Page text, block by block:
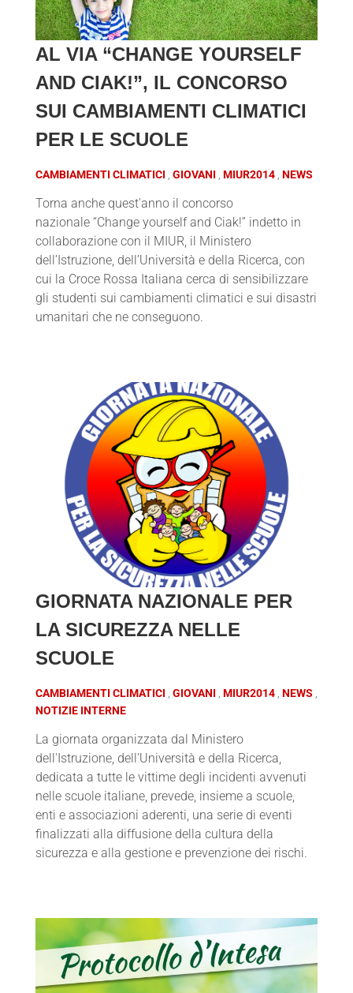
AL VIA “CHANGE YOURSELF
AND CIAK!”, IL CONCORSO
SUI CAMBIAMENTI CLIMATICI
PER LE SCUOLE
CAMBIAMENTI CLIMATICI GIOVANI MIUR2014 NEWS
Torna anche quest'anno il concorso
nazionale “Change yourself and Ciak!” indetto in
collaborazione con il MIUR, il Ministero
dell’Istruzione, dell’Università e della Ricerca, con
cui la Croce Rossa Italiana cerca di sensibilizzare
gli studenti sui cambiamenti climatici e sui disastri
umanitari che ne conseguono.
GIORNATA NAZIONALE PER
LA SICUREZZA NELLE
SCUOLE
CAMBIAMENTI CLIMATICI GIOVANI MIUR2014 NEWS
NOTIZIE INTERNE
La giornata organizzata dal Ministero
dell'Istruzione, dell'Università e della Ricerca,
dedicata a tutte le vittime degli incidenti avvenuti
nelle scuole italiane, prevede, insieme a scuole,
enti e associazioni aderenti, una serie di eventi
finalizzati alla diffusione della cultura della
sicurezza e alla gestione e prevenzione dei rischi.